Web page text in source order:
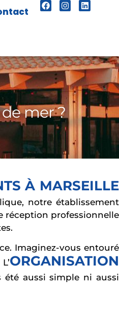
mer ?
À MARSEILLE
notre établissement
réception professionnelle
Imaginez-vous entouré
ORGANISATION
été aussi simple ni aussi